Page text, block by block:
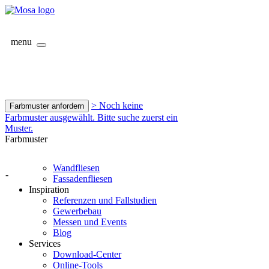
menu
Farbmuster anfordern
> Noch keine
Farbmuster ausgewählt. Bitte suche zuerst ein
Muster.
Farbmuster
-
Wandfliesen
Fassadenfliesen
Inspiration
Referenzen und Fallstudien
Gewerbebau
Messen und Events
Blog
Services
Download-Center
Online-Tools